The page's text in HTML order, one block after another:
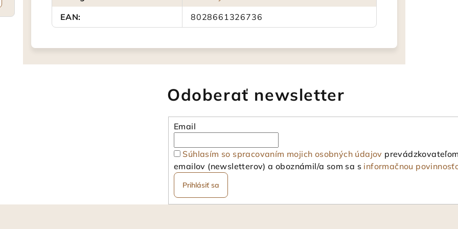
EAN: 8028661326736
Odoberať newsletter
Email
Súhlasím so spracovaním mojich osobných údajov
emailov (newsletterov) a oboznámil/a som sa s informačnou
Prihlásiť sa